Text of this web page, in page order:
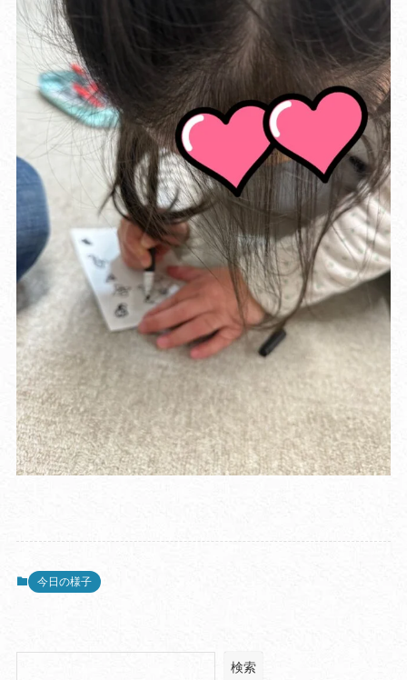
今日の様子
検索